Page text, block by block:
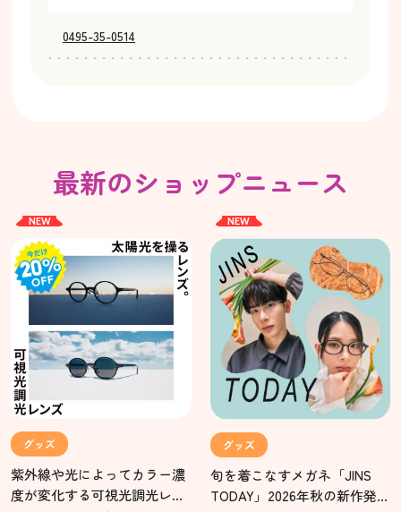
0495-35-0514
最新のショップニュース
NEW
グッズ
紫外線や光によってカラー濃
度が変化する可視光調光レン
NEW
グッズ
旬を着こなすメガネ「JINS
TODAY」2026年秋の新作発